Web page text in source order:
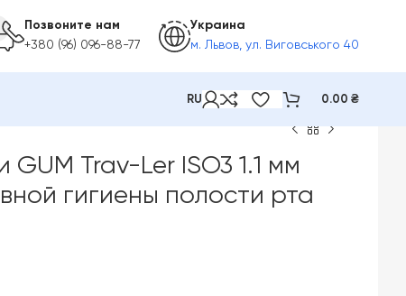
Позвоните нам
+380 (96) 096-88-77
Украина
м. Львов, ул. Виговського 40
RU 0.00 ₴
Trav-Ler ISO3 1.1 мм
гигиены полости рта